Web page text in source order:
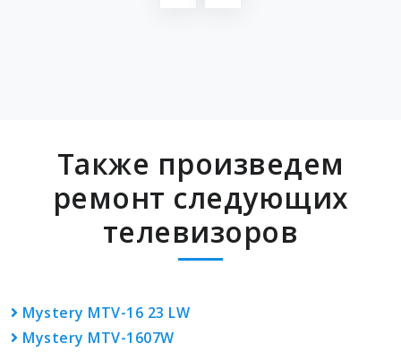
Также произведем
ремонт следующих
телевизоров
Mystery MTV-16 23 LW
Mystery MTV-1607W